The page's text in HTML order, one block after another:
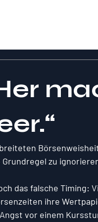
zu
das falsche Timing:
ihre
vor einem